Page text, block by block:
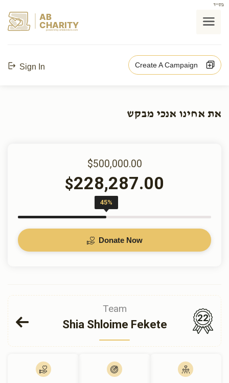
בס"ד
AB
CHARITY
powerd by ahblicklive.com
Sign In Create A Campaign
את אחינו אנכי מבקש
$500,000.00
$228,287.00
45%
Donate Now
Team
Shia Shloime Fekete
22